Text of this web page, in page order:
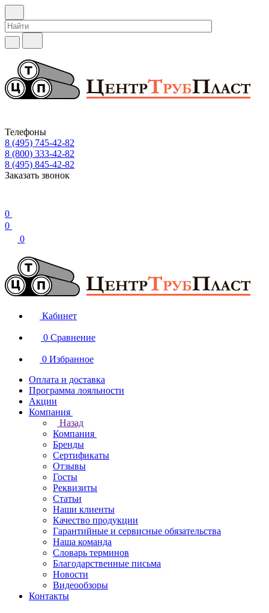
Телефоны
8 (495) 745-42-82
8 (800) 333-42-82
8 (495) 845-42-82
Заказать звонок
0
0
0
Кабинет
0 Сравнение
0 Избранное
Оплата и доставка
Программа лояльности
Акции
Компания
Назад
Компания
Бренды
Сертификаты
Отзывы
Госты
Реквизиты
Статьи
Наши клиенты
Качество продукции
Гарантийные и сервисные обязательства
Наша команда
Словарь терминов
Благодарственные письма
Новости
Видеообзоры
Контакты